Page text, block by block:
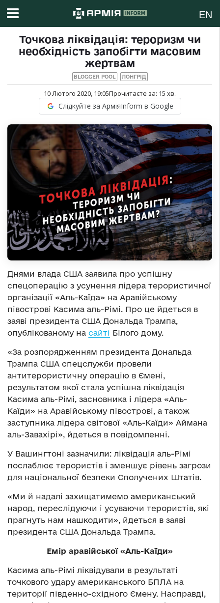
EN
Точкова ліквідація: тероризм чи
необхідність запобігти масовим
жертвам
BLOGGER POOL ЛОНГРІД
10 Лютого 2020, 19:05Прочитаєте за: 15 хв.
Слідкуйте за АрміяInform в Google
Днями влада США заявила про успішну
спецоперацію з усунення лідера терористичної
організації «Аль-Каїда» на Аравійському
півострові Касима аль-Рімі. Про це йдеться в
заяві президента США Дональда Трампа,
опублікованому на сайті Білого дому.
«За розпорядженням президента Дональда
Трампа США спецслужби провели
антитерористичну операцію в Ємені,
результатом якої стала успішна ліквідація
Касима аль-Рімі, засновника і лідера «Аль-
Каїди» на Аравійському півострові, а також
заступника лідера світової «Аль-Каїди» Аймана
аль-Завахірі», йдеться в повідомленні.
У Вашингтоні зазначили: ліквідація аль-Рімі
послаблює терористів і зменшує рівень загрози
для національної безпеки Сполучених Штатів.
«Ми й надалі захищатимемо американський
народ, переслідуючи і усуваючи терористів, які
прагнуть нам нашкодити», йдеться в заяві
президента США Дональда Трампа.
Емір аравійської «Аль-Каїди»
Касима аль-Рімі ліквідували в результаті
точкового удару американського БПЛА на
території південно-східного Ємену. Насправді,